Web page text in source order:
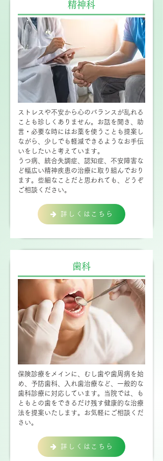
精神科
ストレスや不安から心のバランスが乱れる
ことも珍しくありません。お話を聞き、助
言・必要な時にはお薬を使うことも提案し
ながら、少しでも軽減できるようなお手伝
いをしたいと考えています。
うつ病、統合失調症、認知症、不安障害な
ど幅広い精神疾患の治療に取り組んでおり
ます。些細なことだと思われても、どうぞ
ご相談ください。
詳しくはこちら
歯科
保険診療をメインに、むし歯や歯周病を始
め、予防歯科、入れ歯治療など、一般的な
歯科診療に対応しています。当院では、も
ともとの歯をできるだけ残す健康的な治療
法を提案いたします。お気軽にご相談くだ
さい。
詳しくはこちら